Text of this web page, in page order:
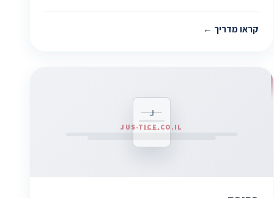
קראו מדריך
J
JUS-TICE.CO.IL